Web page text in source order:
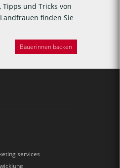
Tipps und Tricks von
finden Sie
Bäuerinnen backen
services